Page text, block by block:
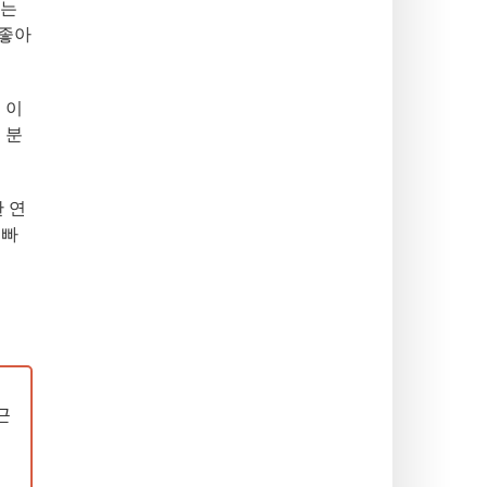
아
분
연